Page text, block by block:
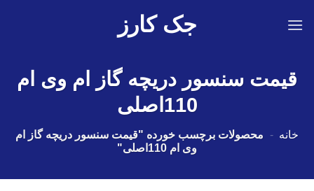
جک کارز
قیمت سنسور دریچه گاز ام وی ام
110اصلی
خانه -
محصولات برچسب خورده "قیمت سنسور دریچه گاز ام
وی ام 110اصلی"